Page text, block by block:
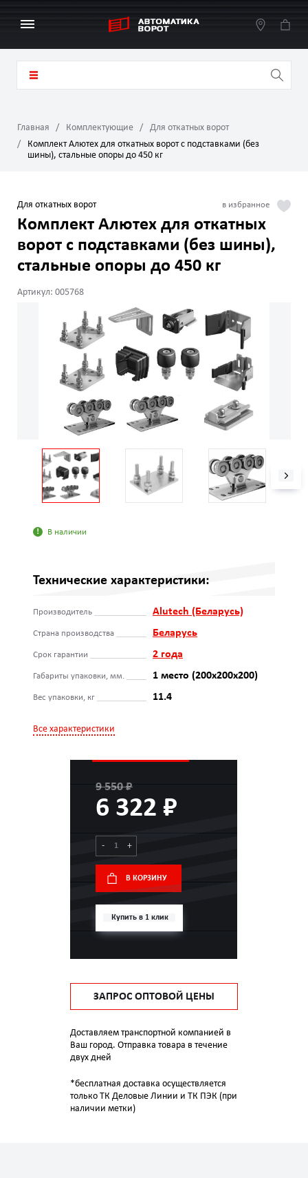
Главная Комплектующие
Для откатных ворот
Комплект Алютех для откатных ворот с подставками (без
шины), стальные опоры до 450 кг
Для откатных ворот
Комплект Алютех для откатных
ворот с подставками (без шины),
стальные опоры до 450 кг
Артикул: 005768
В наличии
Технические характеристики:
Производитель Alutech (Беларусь)
Страна производства Беларусь
Срок гарантии 2 года
Габариты упаковки, мм. 1 место (200х200х200)
Вес упаковки, кг 11.4
Все характеристики
9 550 ₽
6 322 ₽
- +
В КОРЗИНУ
Купить в 1 клик
ЗАПРОС ОПТОВОЙ ЦЕНЫ
Доставляем транспортной компанией в
Ваш город. Отправка товара в течение
двух дней
*бесплатная доставка осуществляется
только ТК Деловые Линии и ТК ПЭК (при
наличии метки)